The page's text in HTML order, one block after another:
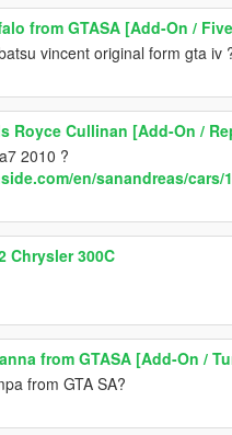
from GTASA [Add-On /
vincent original form gta iv
Royce Cullinan [Add-On /
2010 ?
en/sanandreas/cars/
Chrysler 300C
from GTASA [Add-On /
from GTA SA?